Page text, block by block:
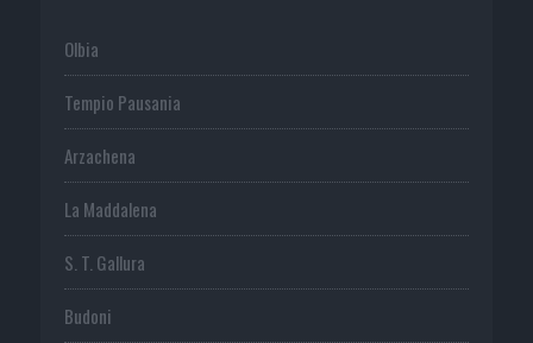
Olbia
Tempio Pausania
Arzachena
La Maddalena
S. T. Gallura
Budoni